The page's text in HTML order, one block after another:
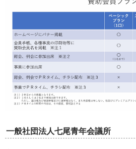
一般社団法人七尾青年会議所